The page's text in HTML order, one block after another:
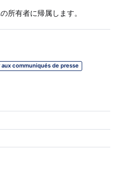
所有者に帰属します。
communiqués de presse